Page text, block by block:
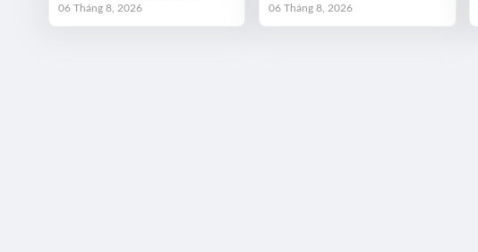
06 Tháng 8, 2026 06 Tháng 8, 2026